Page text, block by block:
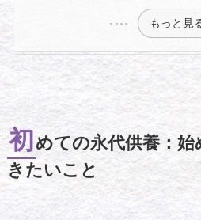
もっと見
初 めての永代供養：
きたいこと